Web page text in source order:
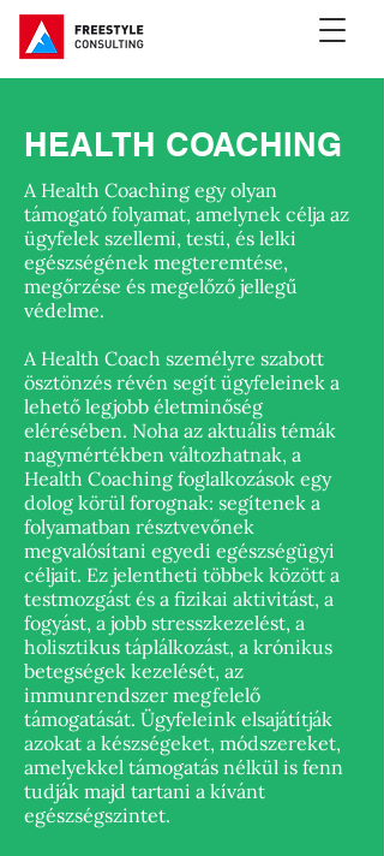
HEALTH COACHING
A Health Coaching egy olyan
támogató folyamat, amelynek célja az
ügyfelek szellemi, testi, és lelki
egészségének megteremtése,
megőrzése és megelőző jellegű
védelme.
A Health Coach személyre szabott
ösztönzés révén segít ügyfeleinek a
lehető legjobb életminőség
elérésében. Noha az aktuális témák
nagymértékben változhatnak, a
Health Coaching foglalkozások egy
dolog körül forognak: segítenek a
folyamatban résztvevőnek
megvalósítani egyedi egészségügyi
céljait. Ez jelentheti többek között a
testmozgást és a fizikai aktivitást, a
fogyást, a jobb stresszkezelést, a
holisztikus táplálkozást, a krónikus
betegségek kezelését, az
immunrendszer megfelelő
támogatását. Ügyfeleink elsajátítják
azokat a készségeket, módszereket,
amelyekkel támogatás nélkül is fenn
tudják majd tartani a kívánt
egészségszintet.